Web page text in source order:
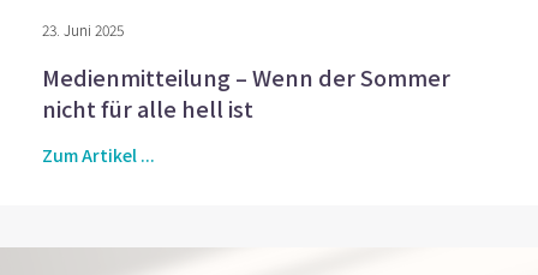
23. Juni 2025
Medienmitteilung – Wenn der Sommer
nicht für alle hell ist
Zum Artikel ...